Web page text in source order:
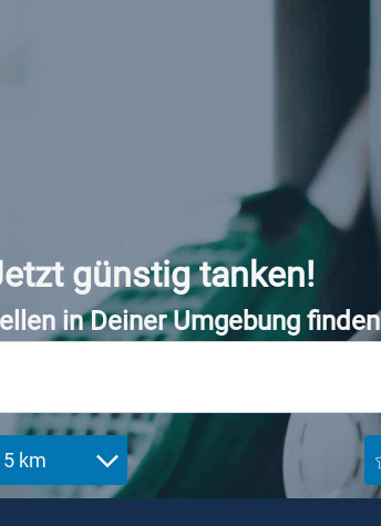
günstig tanken!
in Deiner Umgebung finden
5 km